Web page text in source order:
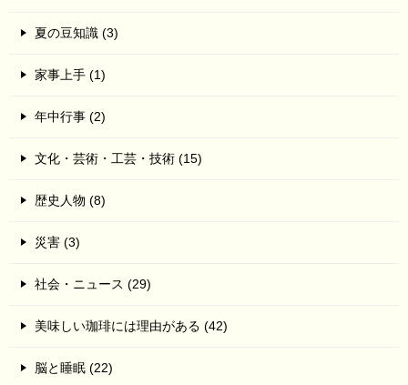
夏の豆知識 (3)
家事上手 (1)
年中行事 (2)
文化・芸術・工芸・技術 (15)
歴史人物 (8)
災害 (3)
社会・ニュース (29)
美味しい珈琲には理由がある (42)
脳と睡眠 (22)